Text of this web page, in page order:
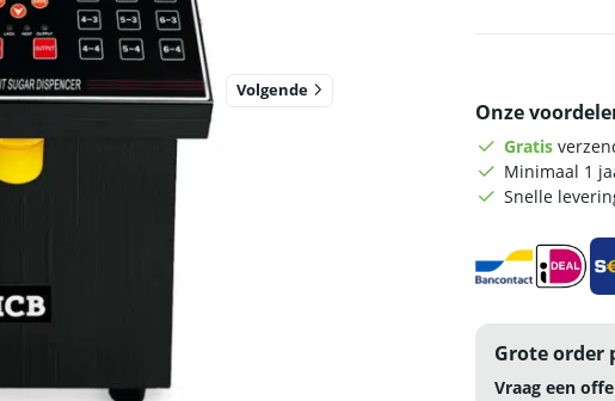
Volgende
-
24
geheugenknoppen
-
230V
Onze
Gratis
Minimaal 1
Snelle
Grote order
Vraag een